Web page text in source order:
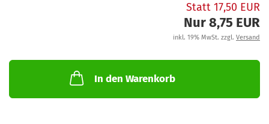
Statt 17,50 EUR
Nur 8,75 EUR
inkl. 19% MwSt. zzgl. Versand
In den Warenkorb